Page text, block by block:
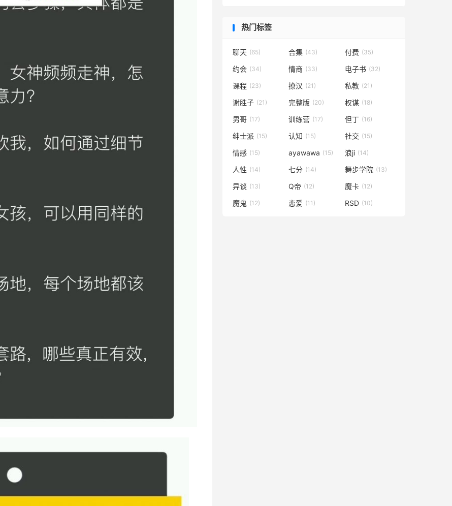
热门标签
聊天 (65) 合集 (43) 付费 (35)
约会 (34) 情商 (33) 电子书 (32)
课程 (23) 撩汉 (21) 私教 (21)
谢胜子 (21) 完整版 (20) 权谋 (18)
男哥 (17) 训练营 (17) 但丁 (16)
绅士派 (15) 认知 (15) 社交 (15)
情感 (15) ayawawa (15) 浪ji (14)
人性 (14) 七分 (14) 舞步学院 (13)
异谈 (13) Q帝 (12) 魔卡 (12)
魔鬼 (12) 恋爱 (11) RSD (10)